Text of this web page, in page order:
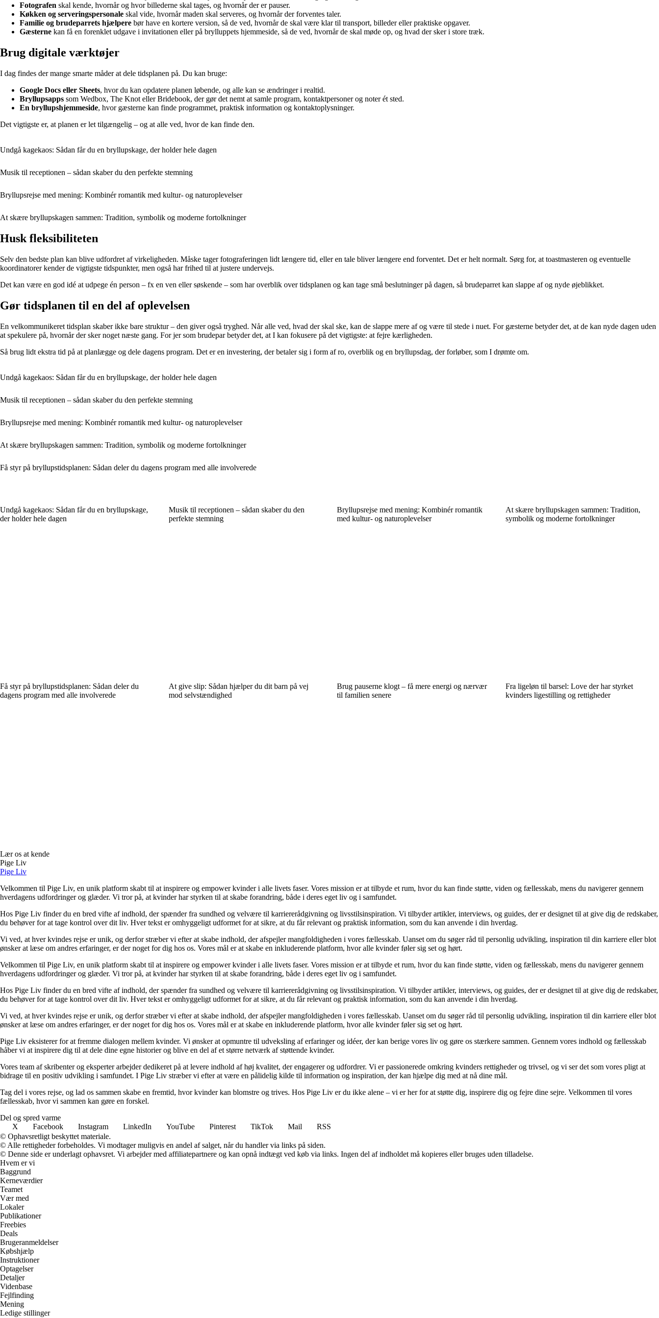
Fotografen skal kende, hvornår og hvor billederne skal tages, og hvornår der er pauser.
Køkken og serveringspersonale skal vide, hvornår maden skal serveres, og hvornår der forventes taler.
Familie og brudeparrets hjælpere bør have en kortere version, så de ved, hvornår de skal være klar til transport, billeder eller praktiske opgaver.
Gæsterne kan få en forenklet udgave i invitationen eller på brylluppets hjemmeside, så de ved, hvornår de skal møde op, og hvad der sker i store træk.
Brug digitale værktøjer
I dag findes der mange smarte måder at dele tidsplanen på. Du kan bruge:
Google Docs eller Sheets, hvor du kan opdatere planen løbende, og alle kan se ændringer i realtid.
Bryllupsapps som Wedbox, The Knot eller Bridebook, der gør det nemt at samle program, kontaktpersoner og noter ét sted.
En bryllupshjemmeside, hvor gæsterne kan finde programmet, praktisk information og kontaktoplysninger.
Det vigtigste er, at planen er let tilgængelig – og at alle ved, hvor de kan finde den.
Undgå kagekaos: Sådan får du en bryllupskage, der holder hele dagen
Musik til receptionen – sådan skaber du den perfekte stemning
Bryllupsrejse med mening: Kombinér romantik med kultur- og naturoplevelser
At skære bryllupskagen sammen: Tradition, symbolik og moderne fortolkninger
Husk fleksibiliteten
Selv den bedste plan kan blive udfordret af virkeligheden. Måske tager fotograferingen lidt længere tid, eller en tale bliver længere end forventet. Det er helt normalt. Sørg for, at toastmasteren og eventuelle
koordinatorer kender de vigtigste tidspunkter, men også har frihed til at justere undervejs.
Det kan være en god idé at udpege én person – fx en ven eller søskende – som har overblik over tidsplanen og kan tage små beslutninger på dagen, så brudeparret kan slappe af og nyde øjeblikket.
Gør tidsplanen til en del af oplevelsen
En velkommunikeret tidsplan skaber ikke bare struktur – den giver også tryghed. Når alle ved, hvad der skal ske, kan de slappe mere af og være til stede i nuet. For gæsterne betyder det, at de kan nyde dagen uden
at spekulere på, hvornår der sker noget næste gang. For jer som brudepar betyder det, at I kan fokusere på det vigtigste: at fejre kærligheden.
Så brug lidt ekstra tid på at planlægge og dele dagens program. Det er en investering, der betaler sig i form af ro, overblik og en bryllupsdag, der forløber, som I drømte om.
Undgå kagekaos: Sådan får du en bryllupskage, der holder hele dagen
Musik til receptionen – sådan skaber du den perfekte stemning
Bryllupsrejse med mening: Kombinér romantik med kultur- og naturoplevelser
At skære bryllupskagen sammen: Tradition, symbolik og moderne fortolkninger
Få styr på bryllupstidsplanen: Sådan deler du dagens program med alle involverede
Undgå kagekaos: Sådan får du en bryllupskage,
der holder hele dagen
Musik til receptionen – sådan skaber du den
perfekte stemning
Bryllupsrejse med mening: Kombinér romantik
med kultur- og naturoplevelser
At skære bryllupskagen sammen: Tradition,
symbolik og moderne fortolkninger
Få styr på bryllupstidsplanen: Sådan deler du
dagens program med alle involverede
At give slip: Sådan hjælper du dit barn på vej
mod selvstændighed
Brug pauserne klogt – få mere energi og nærvær
til familien senere
Fra ligeløn til barsel: Love der har styrket
kvinders ligestilling og rettigheder
Lær os at kende
Pige Liv
Pige Liv
Velkommen til Pige Liv, en unik platform skabt til at inspirere og empower kvinder i alle livets faser. Vores mission er at tilbyde et rum, hvor du kan finde støtte, viden og fællesskab, mens du navigerer gennem
hverdagens udfordringer og glæder. Vi tror på, at kvinder har styrken til at skabe forandring, både i deres eget liv og i samfundet.
Hos Pige Liv finder du en bred vifte af indhold, der spænder fra sundhed og velvære til karriererådgivning og livsstilsinspiration. Vi tilbyder artikler, interviews, og guides, der er designet til at give dig de redskaber,
du behøver for at tage kontrol over dit liv. Hver tekst er omhyggeligt udformet for at sikre, at du får relevant og praktisk information, som du kan anvende i din hverdag.
Vi ved, at hver kvindes rejse er unik, og derfor stræber vi efter at skabe indhold, der afspejler mangfoldigheden i vores fællesskab. Uanset om du søger råd til personlig udvikling, inspiration til din karriere eller blot
ønsker at læse om andres erfaringer, er der noget for dig hos os. Vores mål er at skabe en inkluderende platform, hvor alle kvinder føler sig set og hørt.
Velkommen til Pige Liv, en unik platform skabt til at inspirere og empower kvinder i alle livets faser. Vores mission er at tilbyde et rum, hvor du kan finde støtte, viden og fællesskab, mens du navigerer gennem
hverdagens udfordringer og glæder. Vi tror på, at kvinder har styrken til at skabe forandring, både i deres eget liv og i samfundet.
Hos Pige Liv finder du en bred vifte af indhold, der spænder fra sundhed og velvære til karriererådgivning og livsstilsinspiration. Vi tilbyder artikler, interviews, og guides, der er designet til at give dig de redskaber,
du behøver for at tage kontrol over dit liv. Hver tekst er omhyggeligt udformet for at sikre, at du får relevant og praktisk information, som du kan anvende i din hverdag.
Vi ved, at hver kvindes rejse er unik, og derfor stræber vi efter at skabe indhold, der afspejler mangfoldigheden i vores fællesskab. Uanset om du søger råd til personlig udvikling, inspiration til din karriere eller blot
ønsker at læse om andres erfaringer, er der noget for dig hos os. Vores mål er at skabe en inkluderende platform, hvor alle kvinder føler sig set og hørt.
Pige Liv eksisterer for at fremme dialogen mellem kvinder. Vi ønsker at opmuntre til udveksling af erfaringer og idéer, der kan berige vores liv og gøre os stærkere sammen. Gennem vores indhold og fællesskab
håber vi at inspirere dig til at dele dine egne historier og blive en del af et større netværk af støttende kvinder.
Vores team af skribenter og eksperter arbejder dedikeret på at levere indhold af høj kvalitet, der engagerer og udfordrer. Vi er passionerede omkring kvinders rettigheder og trivsel, og vi ser det som vores pligt at
bidrage til en positiv udvikling i samfundet. I Pige Liv stræber vi efter at være en pålidelig kilde til information og inspiration, der kan hjælpe dig med at nå dine mål.
Tag del i vores rejse, og lad os sammen skabe en fremtid, hvor kvinder kan blomstre og trives. Hos Pige Liv er du ikke alene – vi er her for at støtte dig, inspirere dig og fejre dine sejre. Velkommen til vores
fællesskab, hvor vi sammen kan gøre en forskel.
Del og spred varme
X
Facebook Instagram LinkedIn YouTube Pinterest TikTok Mail
RSS
© Ophavsretligt beskyttet materiale.
© Alle rettigheder forbeholdes. Vi modtager muligvis en andel af salget, når du handler via links på siden.
© Denne side er underlagt ophavsret. Vi arbejder med affiliatepartnere og kan opnå indtægt ved køb via links. Ingen del af indholdet må kopieres eller bruges uden tilladelse.
Hvem er vi
Baggrund
Kerneværdier
Teamet
Vær med
Lokaler
Publikationer
Freebies
Deals
Brugeranmeldelser
Købshjælp
Instruktioner
Optagelser
Detaljer
Videnbase
Fejlfinding
Mening
Ledige stillinger